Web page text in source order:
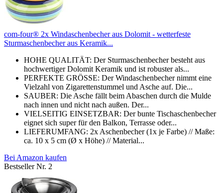
com-four® 2x Windaschenbecher aus Dolomit - wetterfeste
Sturmaschenbecher aus Keramik...
HOHE QUALITÄT: Der Sturmaschenbecher besteht aus
hochwertiger Dolomit Keramik und ist robuster als...
PERFEKTE GRÖSSE: Der Windaschenbecher nimmt eine
Vielzahl von Zigarettenstummel und Asche auf. Die...
SAUBER: Die Asche fällt beim Abaschen durch die Mulde
nach innen und nicht nach außen. Der...
VIELSEITIG EINSETZBAR: Der bunte Tischaschenbecher
eignet sich super für den Balkon, Terrasse oder...
LIEFERUMFANG: 2x Aschenbecher (1x je Farbe) // Maße:
ca. 10 x 5 cm (Ø x Höhe) // Material...
Bei Amazon kaufen
Bestseller Nr. 2